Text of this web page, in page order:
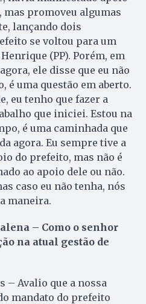
mas promoveu algumas
lançando dois
se voltou para um
(PP). Porém, em
ele disse que eu não
é uma questão em aberto.
eu tenho que fazer a
que iniciei. Estou na
é uma caminhada que
agora. Eu sempre tive a
do prefeito, mas não é
ao apoio dele ou não.
caso eu não tenha, nós
maneira.
– Como o senhor
na atual gestão de
– Avalio que a nossa
mandato do prefeito